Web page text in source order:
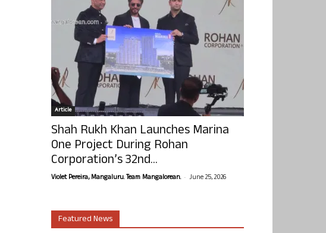
Article
Shah Rukh Khan Launches Marina
One Project During Rohan
Corporation’s 32nd...
Violet Pereira, Mangaluru. Team Mangalorean. - June 25, 2026
Featured News